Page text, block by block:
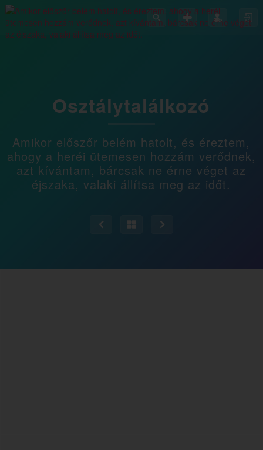
Osztálytalálkozó
Amikor előszőr belém hatolt, és éreztem,
ahogy a heréi ütemesen hozzám verődnek,
azt kívántam, bárcsak ne érne véget az
éjszaka, valaki állítsa meg az időt.